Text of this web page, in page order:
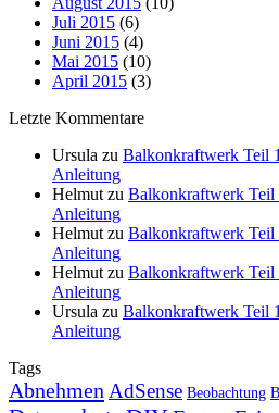
Juli 2015 (6)
Juni 2015 (4)
Mai 2015 (10)
April 2015 (3)
Letzte Kommentare
Ursula zu Balkonkraftwerk Teil
Anleitung
Helmut zu Balkonkraftwerk Teil
Anleitung
Helmut zu Balkonkraftwerk Teil
Anleitung
Helmut zu Balkonkraftwerk Teil
Anleitung
Ursula zu Balkonkraftwerk Teil
Anleitung
Tags
Abnehmen AdSense Beobachtung